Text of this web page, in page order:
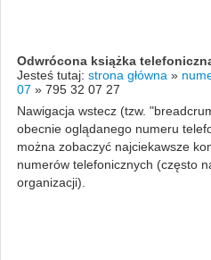
Odwrócona książka
Jesteś tutaj: strona główna »
07 » 795 32 07 27
Nawigacja wstecz (tzw.
obecnie oglądanego numeru
można zobaczyć najciekawsze
numerów telefonicznych (często
organizacji).